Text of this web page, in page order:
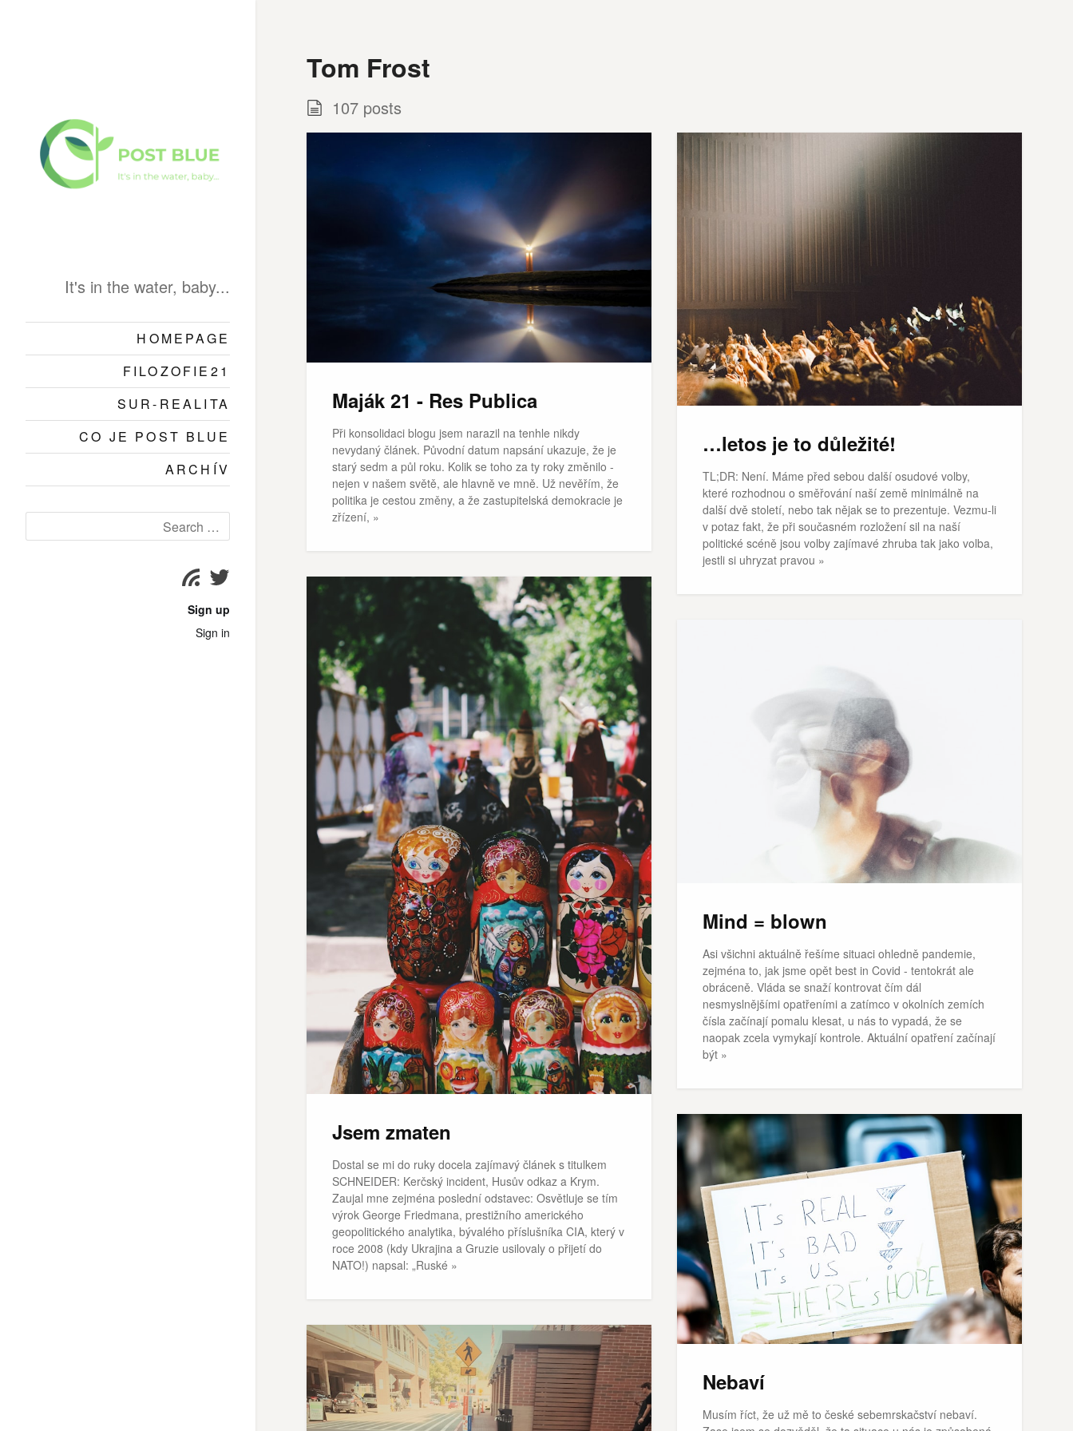
It's in the water, baby...
HOMEPAGE
FILOZOFIE21
SUR-REALITA
CO JE POST BLUE
ARCHÍV
for:
Subscribe
Twitter
Sign up
Sign in
Tom Frost
107 posts
Maják 21 - Res Publica
Při konsolidaci blogu jsem narazil na tenhle nikdy
nevydaný článek. Původní datum napsání ukazuje, že je
starý sedm a půl roku. Kolik se toho za ty roky změnilo -
nejen v našem světě, ale hlavně ve mně. Už nevěřím, že
politika je cestou změny, a že zastupitelská demokracie je
zřízení, »
…letos je to důležité!
TL;DR: Není. Máme před sebou další osudové volby,
které rozhodnou o směřování naší země minimálně na
další dvě století, nebo tak nějak se to prezentuje. Vezmu-li
v potaz fakt, že při současném rozložení sil na naší
politické scéně jsou volby zajímavé zhruba tak jako volba,
jestli si uhryzat pravou »
Jsem zmaten
Dostal se mi do ruky docela zajímavý článek s titulkem
SCHNEIDER: Kerčský incident, Husův odkaz a Krym.
Zaujal mne zejména poslední odstavec: Osvětluje se tím
výrok George Friedmana, prestižního amerického
geopolitického analytika, bývalého příslušníka CIA, který v
roce 2008 (kdy Ukrajina a Gruzie usilovaly o přijetí do
NATO!) napsal: „Ruské »
Mind = blown
Asi všichni aktuálně řešíme situaci ohledně pandemie,
zejména to, jak jsme opět best in Covid - tentokrát ale
obráceně. Vláda se snaží kontrovat čím dál
nesmyslnějšími opatřeními a zatímco v okolních zemích
čísla začínají pomalu klesat, u nás to vypadá, že se
naopak zcela vymykají kontrole. Aktuální opatření začínají
být »
Nebaví
Musím říct, že už mě to české sebemrskačství nebaví.